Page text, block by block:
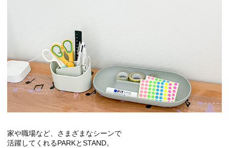
家や職場など、さまざまなシーンで
活躍してくれるPARKとSTAND。